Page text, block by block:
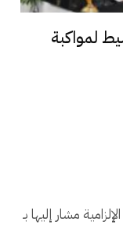
لمواكبة
مشار إليها بـ